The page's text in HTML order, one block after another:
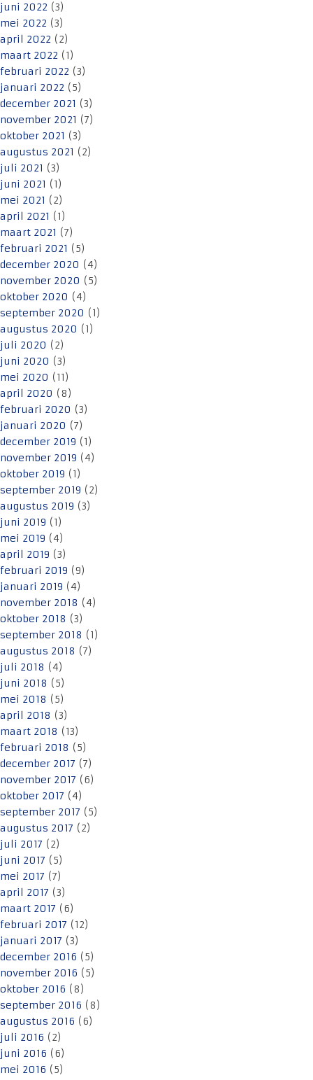
juni 2022 (3)
mei 2022 (3)
april 2022 (2)
maart 2022 (1)
februari 2022 (3)
januari 2022 (5)
december 2021 (3)
november 2021 (7)
oktober 2021 (3)
augustus 2021 (2)
juli 2021 (3)
juni 2021 (1)
mei 2021 (2)
april 2021 (1)
maart 2021 (7)
februari 2021 (5)
december 2020 (4)
november 2020 (5)
oktober 2020 (4)
september 2020 (1)
augustus 2020 (1)
juli 2020 (2)
juni 2020 (3)
mei 2020 (11)
april 2020 (8)
februari 2020 (3)
januari 2020 (7)
december 2019 (1)
november 2019 (4)
oktober 2019 (1)
september 2019 (2)
augustus 2019 (3)
juni 2019 (1)
mei 2019 (4)
april 2019 (3)
februari 2019 (9)
januari 2019 (4)
november 2018 (4)
oktober 2018 (3)
september 2018 (1)
augustus 2018 (7)
juli 2018 (4)
juni 2018 (5)
mei 2018 (5)
april 2018 (3)
maart 2018 (13)
februari 2018 (5)
december 2017 (7)
november 2017 (6)
oktober 2017 (4)
september 2017 (5)
augustus 2017 (2)
juli 2017 (2)
juni 2017 (5)
mei 2017 (7)
april 2017 (3)
maart 2017 (6)
februari 2017 (12)
januari 2017 (3)
december 2016 (5)
november 2016 (5)
oktober 2016 (8)
september 2016 (8)
augustus 2016 (6)
juli 2016 (2)
juni 2016 (6)
mei 2016 (5)